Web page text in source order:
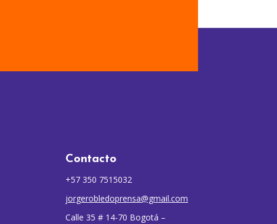
Contacto
+57 350 7515032
jorgerobledoprensa@gmail.com
Calle 35 # 14-70 Bogotá –